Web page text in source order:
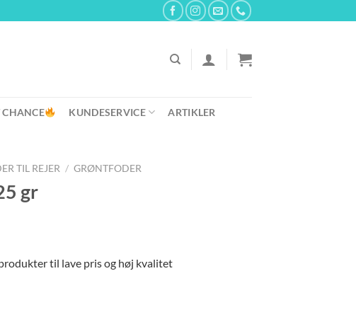
CHANCE KUNDESERVICE ARTIKLER
TIL REJER / GRØNTFODER
gr
til lave pris og høj kvalitet